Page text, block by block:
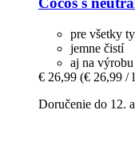
pre všetky
jemne čistí
aj na
€ 26,99 (€ 26,99 /
Doručenie do 12.